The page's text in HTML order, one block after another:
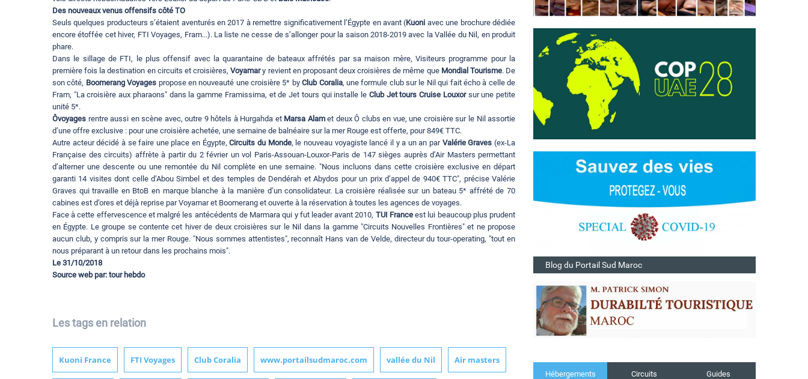
Des nouveaux venus offensifs côté TO
Seuls quelques producteurs s’étaient aventurés en 2017 à remettre significativement l’Égypte en avant (Kuoni avec une brochure dédiée
encore étoffée cet hiver, FTI Voyages, Fram...). La liste ne cesse de s’allonger pour la saison 2018-2019 avec la Vallée du Nil, en produit
phare.
Dans le sillage de FTI, le plus offensif avec la quarantaine de bateaux affrétés par sa maison mère, Visiteurs programme pour la
première fois la destination en circuits et croisières,Voyamary revient en proposant deux croisières de même que Mondial Tourisme. De
son côté, Boomerang Voyages propose en nouveauté une croisière 5* byClub Coralia, une formule club sur le Nil qui fait écho à celle de
Fram, "La croisière aux pharaons" dans la gamme Framissima, et de Jet tours qui installe le Club Jet tours Cruise Louxorsur une petite
unité 5*.
Ôvoyages rentre aussi en scène avec, outre 9 hôtels à Hurgahda et Marsa Alamet deux Ô clubs en vue, une croisière sur le Nil assortie
d’une offre exclusive : pour une croisière achetée, une semaine de balnéaire sur la mer Rouge est offerte, pour 849€ TTC.
Autre acteur décidé à se faire une place en Égypte,Circuits du Monde, le nouveau voyagiste lancé il y a un an par Valérie Graves (ex-La
Française des circuits) affrète à partir du 2 février un vol Paris-Assouan-Louxor-Paris de 147 sièges auprès d’Air Masters permettant
d’alterner une descente ou une remontée du Nil complète en une semaine. "Nous incluons dans cette croisière exclusive en départ
garanti 14 visites dont celle d’Abou Simbel et des temples de Dendérah et Abydos pour un prix d’appel de 940€ TTC", précise Valérie
Graves qui travaille en BtoB en marque blanche à la manière d’un consolidateur. La croisière réalisée sur un bateau 5* affrété de 70
cabines est d’ores et déjà reprise par Voyamar et Boomerang et ouverte à la réservation à toutes les agences de voyages.
Face à cette effervescence et malgré les antécédents de Marmara qui y fut leader avant 2010, TUI Franceest lui beaucoup plus prudent
en Égypte. Le groupe se contente cet hiver de deux croisières sur le Nil dans la gamme "Circuits Nouvelles Frontières" et ne propose
aucun club, y compris sur la mer Rouge. "Nous sommes attentistes", reconnaît Hans van de Velde, directeur du tour-operating, "tout en
nous préparant à un retour dans les prochains mois".
Le 31/10/2018
Source web par: tour hebdo
Les tags en relation
Kuoni France FTI Voyages Club Coralia www.portailsudmaroc.com vallée du Nil Air masters
Blog du Portail Sud Maroc
Hébergements Circuits Guides